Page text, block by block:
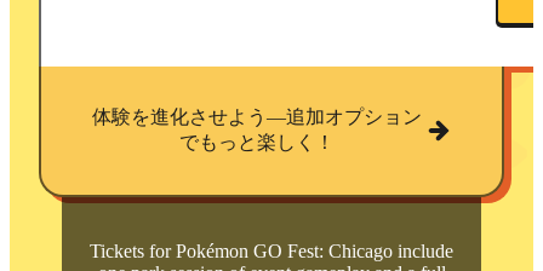
体験を進化させよう—追加オプション
でもっと楽しく！
Tickets for Pokémon GO Fest: Chicago include